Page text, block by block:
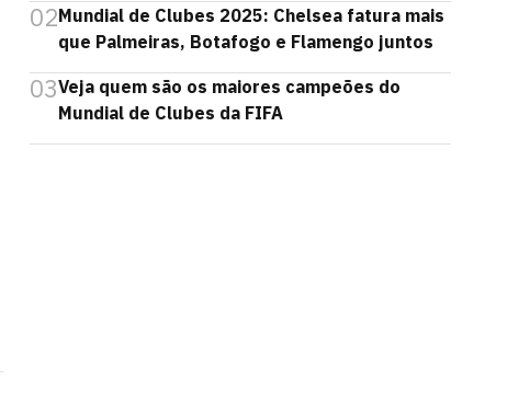
02Mundial de Clubes 2025: Chelsea fatura mais
que Palmeiras, Botafogo e Flamengo juntos
03Veja quem são os maiores campeões do
Mundial de Clubes da FIFA